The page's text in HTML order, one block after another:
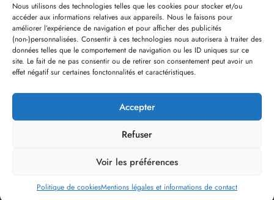
Nous utilisons des technologies telles que les cookies pour stocker et/ou
accéder aux informations relatives aux appareils. Nous le faisons pour
améliorer l’expérience de navigation et pour afficher des publicités
(non-)personnalisées. Consentir à ces technologies nous autorisera à traiter des
données telles que le comportement de navigation ou les ID uniques sur ce
site. Le fait de ne pas consentir ou de retirer son consentement peut avoir un
effet négatif sur certaines fonctonnalités et caractéristiques.
Accepter
Refuser
Voir les préférences
Politique de cookiesMentions légales et informations de contact
Go to mobile version